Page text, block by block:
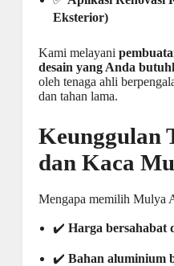
Eksterior)
Kami melayani
desain yang Anda
oleh tenaga ahli
dan tahan lama.
Keunggulan
dan Kaca
Mengapa memilih Mulya
✔️ Harga bersahabat
✔️ Bahan aluminium